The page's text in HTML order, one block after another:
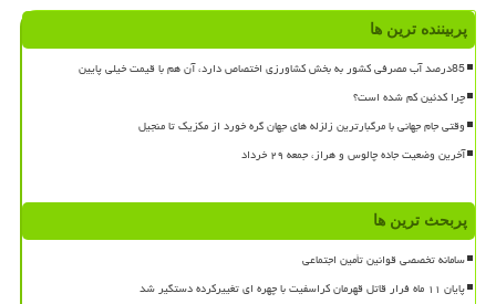
پربیننده ترین ها
85درصد آب مصرفی کشور به بخش کشاورزی اختصاص دارد، آن هم با قیمت خیلی پایین
چرا کدئین کم شده است؟
وقتی جام جهانی با مرگبارترین زلزله های جهان گره خورد از مکزیک تا منجیل
آخرین وضعیت جاده چالوس و هراز، جمعه ۲۹ خرداد
پربحث ترین ها
سامانه تخصصی قوانین تأمین اجتماعی
پایان ۱۱ ماه فرار قاتل قهرمان کراسفیت با چهره ای تغییرکرده دستگیر شد